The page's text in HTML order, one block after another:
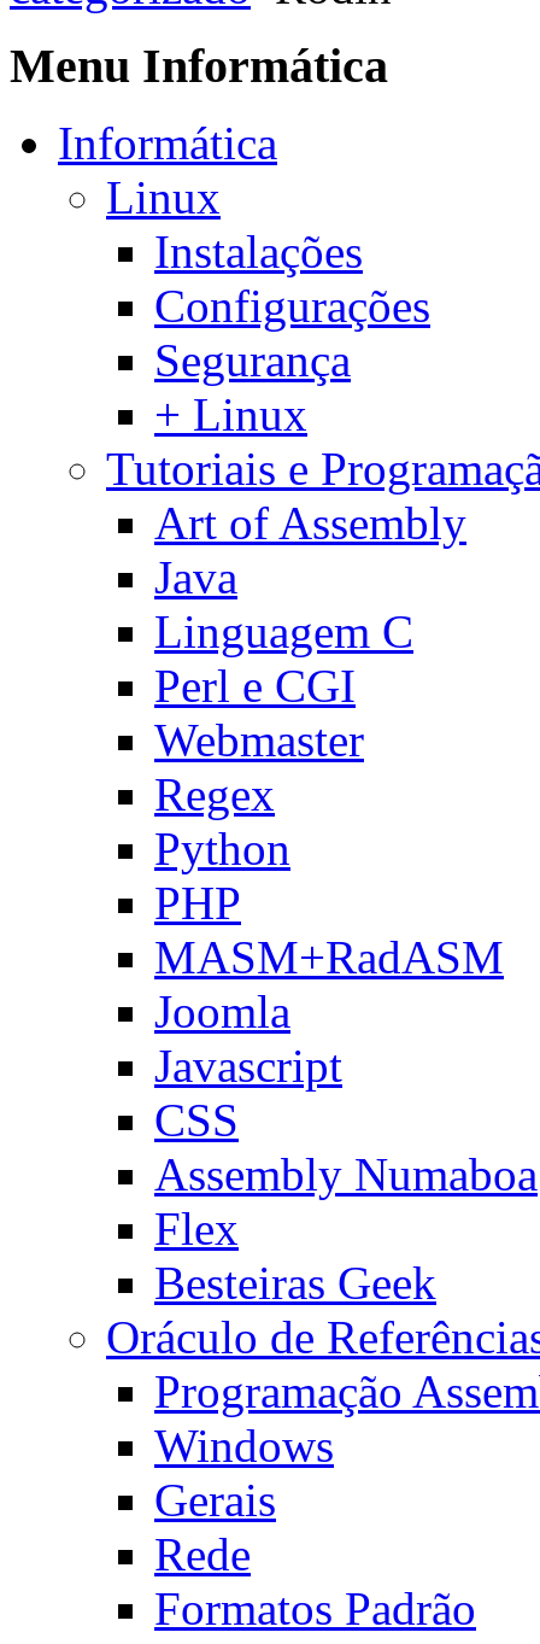
Menu Informática
Informática
Linux
Instalações
Configurações
Segurança
+ Linux
Tutoriais e
Art of Assembly
Java
Linguagem C
Perl e CGI
Webmaster
Regex
Python
PHP
MASM+RadASM
Joomla
Javascript
CSS
Assembly Numaboa
Flex
Besteiras Geek
Oráculo de
Programação
Windows
Gerais
Rede
Formatos Padrão